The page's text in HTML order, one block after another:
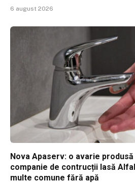
6 august 2026
Nova Apaserv: o avarie
companie de contrucții lasă
multe comune fără apă